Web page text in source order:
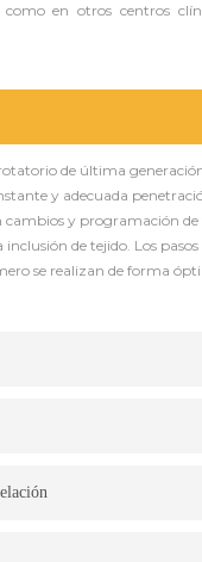
en otros centros
de última
y adecuada
cambios y programación
de tejido. Los
se realizan de forma